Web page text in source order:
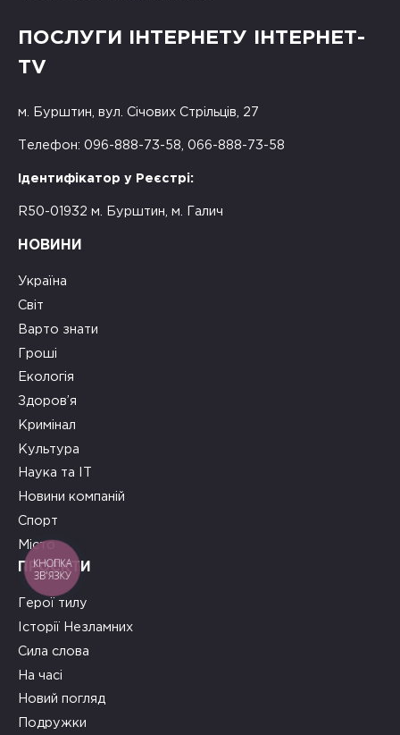
ПОСЛУГИ ІНТЕРНЕТУ ІНТЕРНЕТ-
TV
м. Бурштин, вул. Січових Стрільців, 27
Телефон: 096-888-73-58, 066-888-73-58
Ідентифікатор у Реєстрі:
R50-01932 м. Бурштин, м. Галич
НОВИНИ
Україна
Світ
Варто знати
Гроші
Екологія
Здоров’я
Кримінал
Культура
Наука та ІТ
Новини компаній
Спорт
Місто
ПРОЄКТИ
Герої тилу
Історії Незламних
Сила слова
На часі
Новий погляд
Подружки
КНОПКА
ЗВ'ЯЗКУ